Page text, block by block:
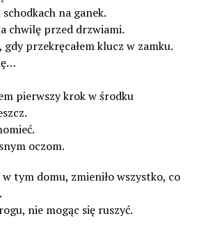
na ganek.
chwilę przed drzwiami.
gdy przekręcałem klucz w zamku.
pierwszy krok w środku
oczom.
w tym domu, zmieniło wszystko, co
nie mogąc się ruszyć.